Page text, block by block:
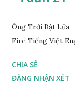
Ông Trời Bật Lửa
Fire Tiếng Việt
CHIA SẺ
ĐĂNG NHẬN XÉT